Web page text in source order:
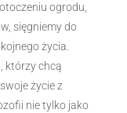
ogrodu,
sięgniemy do
życia.
którzy chcą
życie z
nie tylko jako